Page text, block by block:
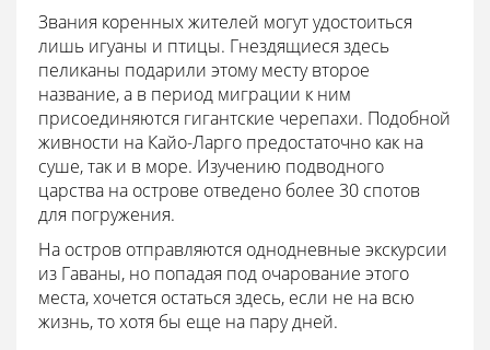
Звания коренных жителей могут удостоиться
лишь игуаны и птицы. Гнездящиеся здесь
пеликаны подарили этому месту второе
название, а в период миграции к ним
присоединяются гигантские черепахи. Подобной
живности на Кайо-Ларго предостаточно как на
суше, так и в море. Изучению подводного
царства на острове отведено более 30 спотов
для погружения.
На остров отправляются однодневные экскурсии
из Гаваны, но попадая под очарование этого
места, хочется остаться здесь, если не на всю
жизнь, то хотя бы еще на пару дней.